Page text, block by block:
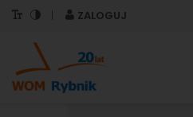
ZALOGUJ